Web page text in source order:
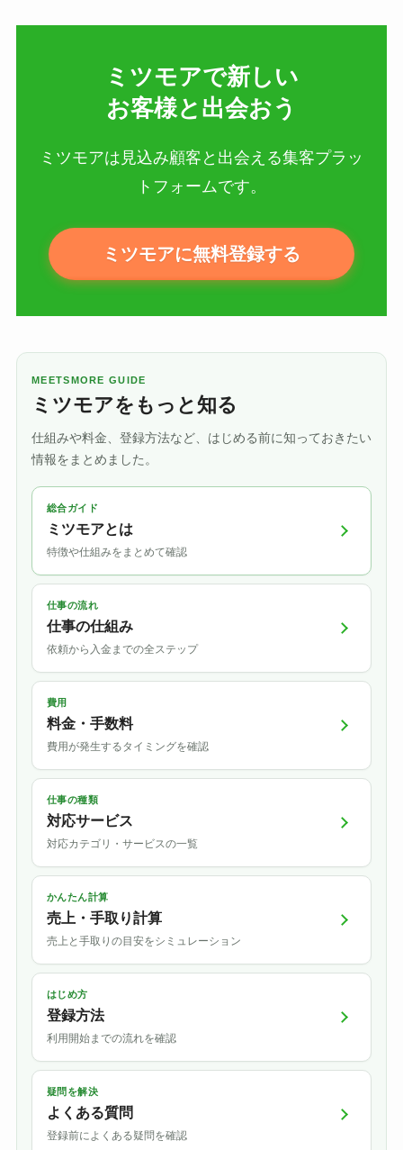
ミツモアで新しい​
お客様と出会おう
ミツモアは見込み顧客と出会える集客プラッ
トフォームです。
ミツモアに無料登録する
MEETSMORE GUIDE
ミツモアをもっと知る
仕組みや料金、登録方法など、はじめる前に知っておきたい
情報をまとめました。
総合ガイド
ミツモアとは
特徴や仕組みをまとめて確認
仕事の流れ
仕事の仕組み
依頼から入金までの全ステップ
費用
料金・手数料
費用が発生するタイミングを確認
仕事の種類
対応サービス
対応カテゴリ・サービスの一覧
かんたん計算
売上・手取り計算
売上と手取りの目安をシミュレーション
はじめ方
登録方法
利用開始までの流れを確認
疑問を解決
よくある質問
登録前によくある疑問を確認